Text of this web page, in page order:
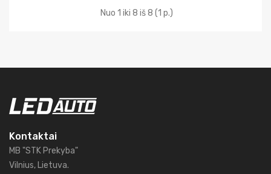
Nuo 1 iki 8 iš 8 (1 p.)
Kontaktai
MB "STK Prekyba"
Vilnius, Lietuva.